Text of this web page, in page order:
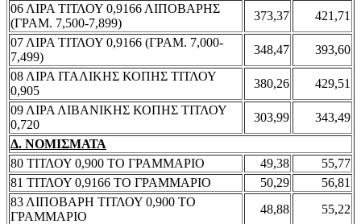
06 ΛΙΡΑ ΤΙΤΛΟΥ 0,9166 ΛΙΠΟΒΑΡΗΣ
(ΓΡΑΜ. 7,500-7,899)
373,37
421,71
07 ΛΙΡΑ ΤΙΤΛΟΥ 0,9166 (ΓΡΑΜ. 7,000-
7,499)
348,47
393,60
08 ΛΙΡΑ ΙΤΑΛΙΚΗΣ ΚΟΠΗΣ ΤΙΤΛΟΥ
0,905
380,26
429,51
09 ΛΙΡΑ ΛΙΒΑΝΙΚΗΣ ΚΟΠΗΣ ΤΙΤΛΟΥ
0,720
303,99
343,49
Δ. ΝΟΜΙΣΜΑΤΑ
80 ΤΙΤΛΟΥ 0,900 ΤΟ ΓΡΑΜΜΑΡΙΟ
49,38
55,77
81 ΤΙΤΛΟΥ 0,9166 ΤΟ ΓΡΑΜΜΑΡΙΟ
50,29
56,81
83 ΛΙΠΟΒΑΡΗ ΤΙΤΛΟΥ 0,900 ΤΟ
ΓΡΑΜΜΑΡΙΟ
48,88
55,22